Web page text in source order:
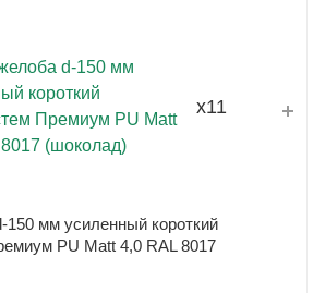
x11
мм усиленный короткий
PU Matt 4,0 RAL 8017